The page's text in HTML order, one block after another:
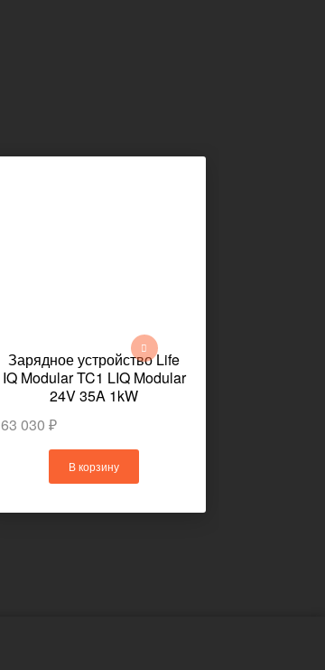
Зарядное устройство Life
IQ Modular TC1 LIQ Modular
24V 35A 1kW
63 030 ₽
В корзину